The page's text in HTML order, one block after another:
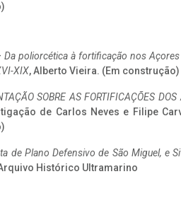
Da poliorcética à fortificação nos
XIX, Alberto Vieira. (Em construção)
SOBRE AS FORTIFICAÇÕES
de Carlos Neves e Filipe
de Plano Defensivo de São Miguel, e
Histórico Ultramarino